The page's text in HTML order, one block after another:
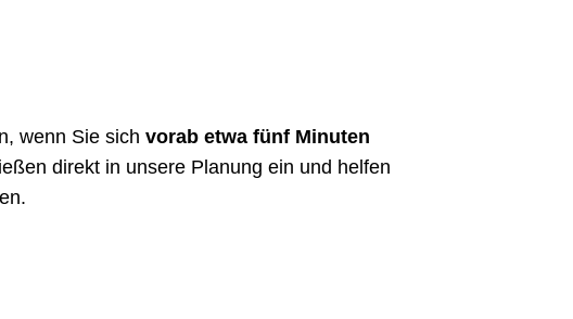
wenn Sie sich vorab etwa fünf Minuten
direkt in unsere Planung ein und helfen